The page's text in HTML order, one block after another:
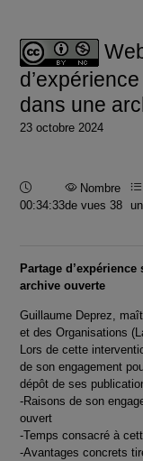
dans une
23 octobre 2024
Durée :
00:34:33
Nombre
de vues 38
Partage
archive ouverte
Guillaume Deprez,
et des Organisations
Lors de cette
de son engagement
dépôt de ses
-Raisons de son
ouvert
-Temps consacré à
-Avantages concrets